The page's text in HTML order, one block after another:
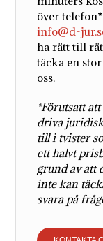
över telefon*
info@d-
ha rätt till
täcka en
oss.
*Förutsatt
driva
till i tvister
ett halvt
grund av att
inte kan
svara på